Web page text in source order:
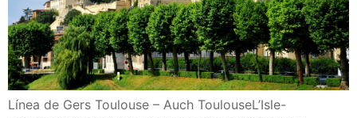
Línea de Gers Toulouse – Auch ToulouseL’Isle-